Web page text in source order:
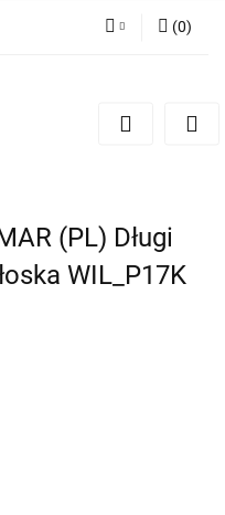
Zarejestruj się
(0)
(PL) Długi
WIL_P17K